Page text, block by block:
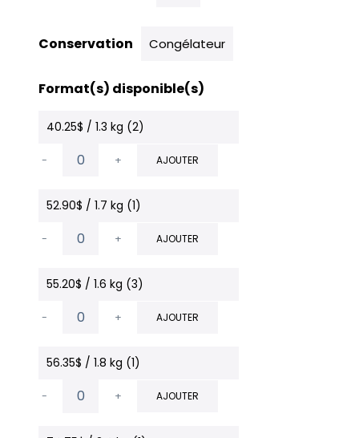
Conservation Congélateur
Format(s) disponible(s)
40.25$ / 1.3 kg (2)
- + AJOUTER
52.90$ / 1.7 kg (1)
- + AJOUTER
55.20$ / 1.6 kg (3)
- + AJOUTER
56.35$ / 1.8 kg (1)
- + AJOUTER